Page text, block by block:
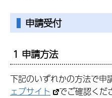
申請受付
1 申請方法
下記のいずれかの方法で申
ェブサイト
でご確認くだ